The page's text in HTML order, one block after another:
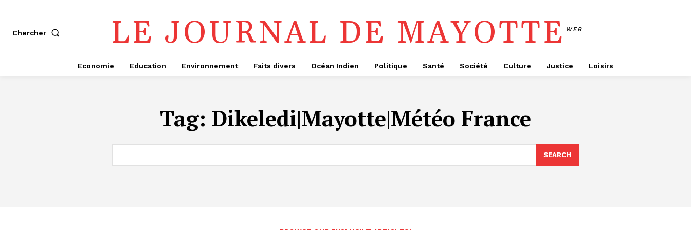
Chercher LE JOURNAL DE MAYOTTE WEB
Economie Education Environnement Faits divers Océan Indien Politique Santé Société Culture Justice Loisirs
Tag: Dikeledi|Mayotte|Météo France
SEARCH